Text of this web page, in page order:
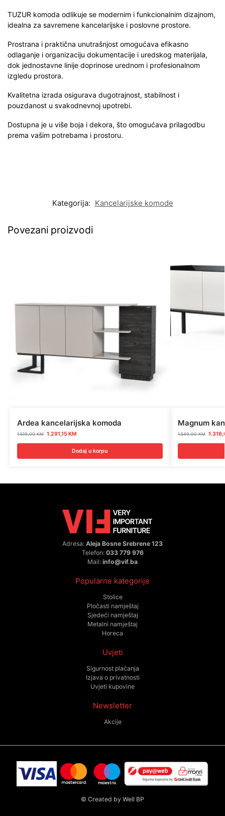
TUZUR komoda odlikuje se modernim i funkcionalnim dizajnom,
idealna za savremene kancelarijske i poslovne prostore.
Prostrana i praktična unutrašnjost omogućava efikasno
odlaganje i organizaciju dokumentacije i uredskog materijala,
dok jednostavne linije doprinose urednom i profesionalnom
izgledu prostora.
Kvalitetna izrada osigurava dugotrajnost, stabilnost i
pouzdanost u svakodnevnoj upotrebi.
Dostupna je u više boja i dekora, što omogućava prilagodbu
prema vašim potrebama i prostoru.
Kategorija: Kancelarijske komode
Povezani proizvodi
Ardea kancelarijska komoda
1.519,00KM 1.291,15KM
Dodaj u korpu
Magnum
1.549,00KM
Adresa: Aleja Bosne Srebrene 123
Telefon: 033 779 976
Mail: info@vif.ba
Popularne kategorije
Stolice
Pločasti namještaj
Sjedeći namještaj
Metalni namještaj
Horeca
Uvjeti
Sigurnost plaćanja
Izjava o privatnosti
Uvjeti kupovine
Newsletter
Akcije
© Created by Well BP